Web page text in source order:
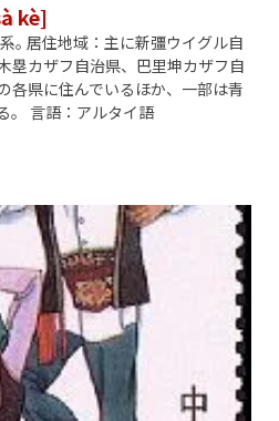
kè]
｡ 居住地域：主に新彊ウイグル自
塁カザフ自治県、巴里坤カザフ自
各県に住んでいるほか、一部は青
。 言語：アルタイ語